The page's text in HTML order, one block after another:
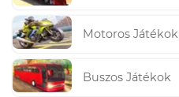
Motoros Játékok
Buszos Játékok